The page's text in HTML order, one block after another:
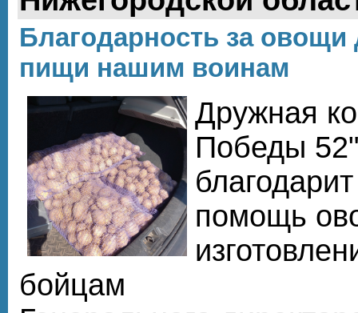
Благодарность за овощи
пищи нашим воинам
Дружная
Победы
помощь
бойцам